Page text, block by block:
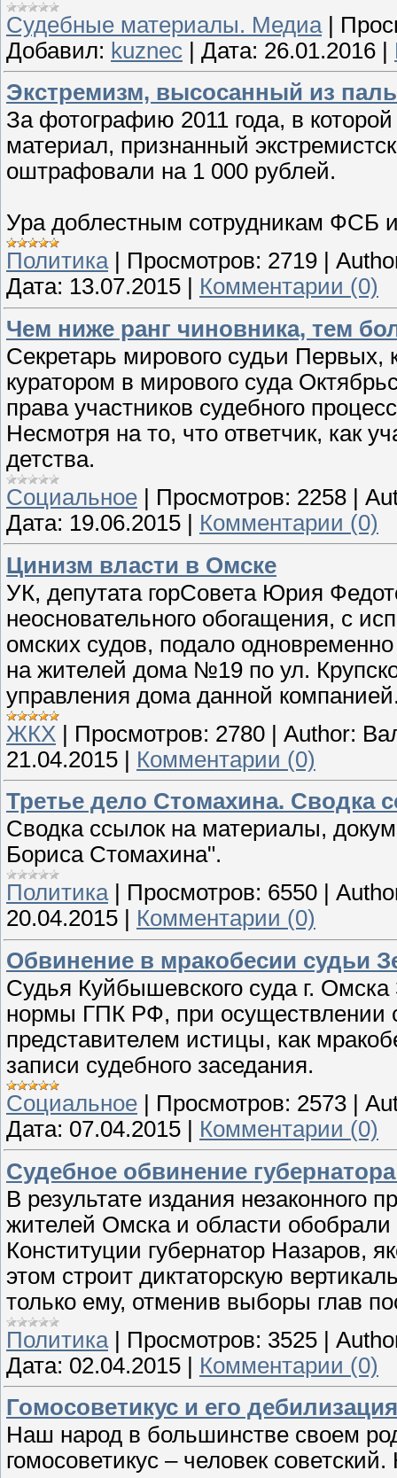
Судебные материалы. Медиа |
Добавил: kuznec | Дата: 26.01.2016 |
Экстремизм, высосанный из
За фотографию 2011 года, в
материал, признанный
оштрафовали на 1 000 рублей.
Ура доблестным сотрудникам ФСБ
Политика| Просмотров: 2719
Дата: 13.07.2015
Комментарии (0)
Чем ниже ранг чиновника, тем
Секретарь мирового судьи Первых,
куратором в мирового суда
права участников судебного
Несмотря на то, что ответчик, как
детства.
Социальное
Просмотров: 2258
Дата: 19.06.2015
Комментарии (0)
Цинизм власти в Омске
УК, депутата горСовета Юрия
неосновательного обогащения, с
омских судов, подало
на жителей дома №19 по ул.
управления дома данной
ЖКХ | Просмотров: 2780 | Author:
21.04.2015 | Комментарии (0)
Третье дело Стомахина. Сводка
Сводка ссылок на материалы,
Бориса Стомахина".
Политика| Просмотров: 6550
20.04.2015
Комментарии (0)
Обвинение в мракобесии судьи
Судья Куйбышевского суда г.
нормы ГПК РФ, при осуществлении
представителем истицы, как
записи судебного заседания.
Социальное
Просмотров: 2573
Дата: 07.04.2015
Комментарии (0)
Судебное обвинение
В результате издания
жителей Омска и области
Конституции губернатор Назаров,
этом строит диктаторскую
только ему, отменив выборы глав
Политика | Просмотров: 3525 |
Дата: 02.04.2015 | Комментарии (0)
Гомосоветикус и его
Наш народ в большинстве своем
гомосоветикус – человек